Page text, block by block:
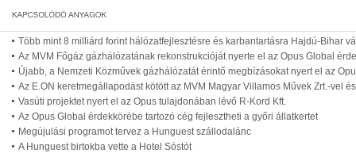
Több mint 8 milliárd forint hálózatfejlesztésre és karbantartásra Hajdú-Bihar
Az MVM Főgáz gázhálózatának rekonstrukcióját nyerte el az Opus Global
Újabb, a Nemzeti Közművek gázhálózatát érintő megbízásokat nyert el az
Az E.ON keretmegállapodást kötött az MVM Magyar Villamos Művek Zrt.-vel
Vasúti projektet nyert el az Opus tulajdonában lévő R-Kord Kft.
Az Opus Global érdekkörébe tartozó cég fejlesztheti a győri állatkertet
Megújulási programot tervez a Hunguest szállodalánc
A Hunguest birtokba vette a Hotel Sóstót